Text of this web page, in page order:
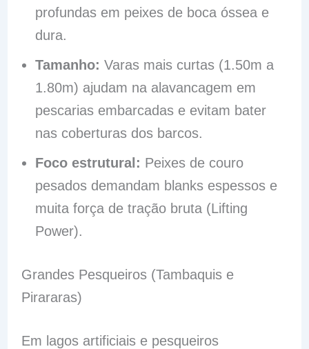
profundas em peixes de boca óssea e
dura.
Tamanho: Varas mais curtas (1.50m a
1.80m) ajudam na alavancagem em
pescarias embarcadas e evitam bater
nas coberturas dos barcos.
Foco estrutural: Peixes de couro
pesados demandam blanks espessos e
muita força de tração bruta (Lifting
Power).
Grandes Pesqueiros (Tambaquis e
Pirararas)
Em lagos artificiais e pesqueiros